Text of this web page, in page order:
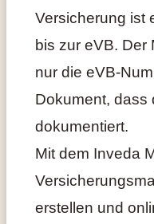
Versicherung ist
bis zur eVB. Der
nur die eVB-
Dokument, dass
dokumentiert.
Mit dem Inveda
erstellen und